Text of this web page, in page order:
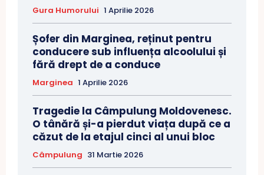
Gura Humorului 1 Aprilie 2026
Șofer din Marginea, reținut pentru
conducere sub influența alcoolului și
fără drept de a conduce
Marginea 1 Aprilie 2026
Tragedie la Câmpulung Moldovenesc.
O tânără și-a pierdut viața după ce a
căzut de la etajul cinci al unui bloc
Câmpulung 31 Martie 2026